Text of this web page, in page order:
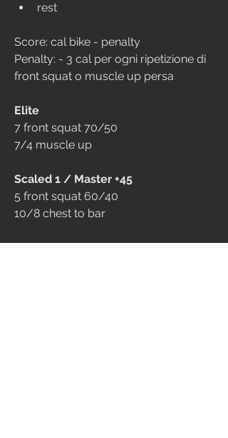
rest
Score: cal bike - penalty
Penalty: - 3 cal per ogni ripetizione di
front squat o muscle up persa
Elite
7 front squat 70/50
7/4 muscle up
Scaled 1 / Master +45
5 front squat 60/40
10/8 chest to bar